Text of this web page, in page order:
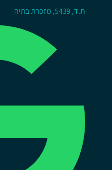
ת.ד, 5439, מזכרת בתיה